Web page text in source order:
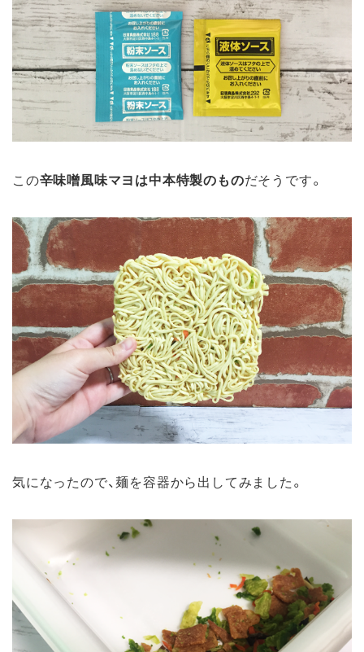
この辛味噌風味マヨは中本特製のものだそうです。
気になったので、麺を容器から出してみました。